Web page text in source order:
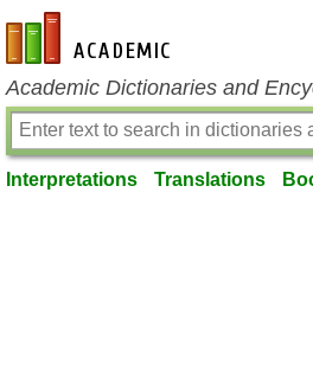
en-academic.com
Academic Dictionaries and
Interpretations Translations